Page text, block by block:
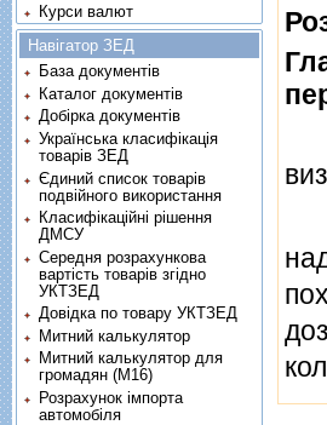
Курси валют
Навігатор ЗЕД
База документів
Каталог документів
Добірка документів
Українська класифікація
товарів ЗЕД
Єдиний список товарів
подвійного використання
Класифікаційні рішення
ДМСУ
Середня розрахункова
вартість товарів згідно
УКТЗЕД
Довідка по товару УКТЗЕД
Митний калькулятор
Митний калькулятор для
громадян (М16)
Розрахунок імпорта
автомобіля